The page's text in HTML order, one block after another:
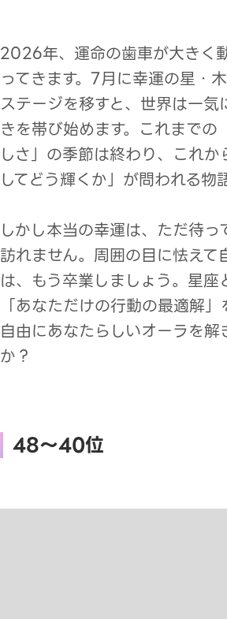
2026年、運命の歯車が大きく
ってきます。7月に幸運の星・
ステージを移すと、世界は一
きを帯び始めます。これまでの
しさ」の季節は終わり、これ
してどう輝くか」が問われる物
しかし本当の幸運は、ただ待
訪れません。周囲の目に怯えて
は、もう卒業しましょう。星座
「あなただけの行動の最適解
自由にあなたらしいオーラを解
か？
48～40位